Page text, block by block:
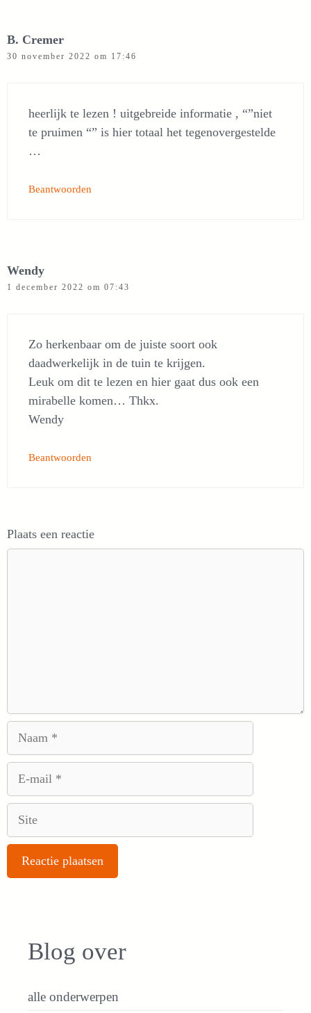
B. Cremer
30 november 2022 om 17:46
heerlijk te lezen ! uitgebreide informatie , “”niet
te pruimen “” is hier totaal het tegenovergestelde
…
Beantwoorden
Wendy
1 december 2022 om 07:43
Zo herkenbaar om de juiste soort ook
daadwerkelijk in de tuin te krijgen.
Leuk om dit te lezen en hier gaat dus ook een
mirabelle komen… Thkx.
Wendy
Beantwoorden
Plaats een reactie
Blog over
alle onderwerpen